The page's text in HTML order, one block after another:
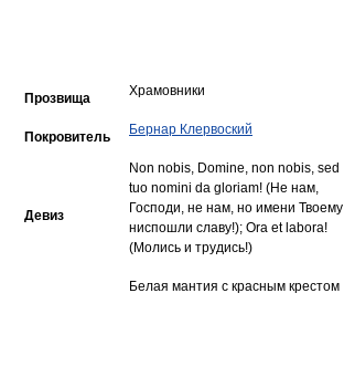
Прозвища Храмовники
Покровитель Бернар Клервоский
Девиз
Non nobis, Domine, non nobis, sed
tuo nomini da gloriam! (Не нам,
Господи, не нам, но имени Твоему
ниспошли славу!); Ora et labora!
(Молись и трудись!)
Белая мантия с красным крестом